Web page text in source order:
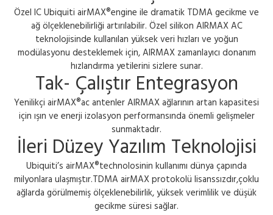
Özel IC Ubiquiti airMAX®engine ile dramatik TDMA gecikme ve
ağ ölçeklenebilirliği artırılabilir. Özel silikon AIRMAX AC
teknolojisinde kullanılan yüksek veri hızları ve yoğun
modülasyonu desteklemek için, AIRMAX zamanlayıcı donanım
hızlandırma yetilerini sizlere sunar.
Tak- Çalıştır Entegrasyon
Yenilikçi airMAX®ac antenler AIRMAX ağlarının artan kapasitesi
için ışın ve enerji izolasyon performansında önemli gelişmeler
sunmaktadır.
İleri Düzey Yazılım Teknolojisi
Ubiquiti’s airMAX®technolosinin kullanımı dünya çapında
milyonlara ulaşmıştır.TDMA airMAX protokolü lisanssızdır,çoklu
ağlarda görülmemiş ölçeklenebilirlik, yüksek verimlilik ve düşük
gecikme süresi sağlar.